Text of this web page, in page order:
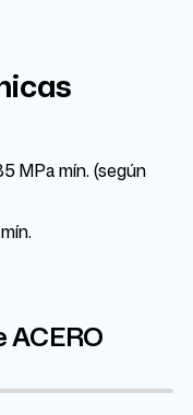
MPa mín. (según
ACERO